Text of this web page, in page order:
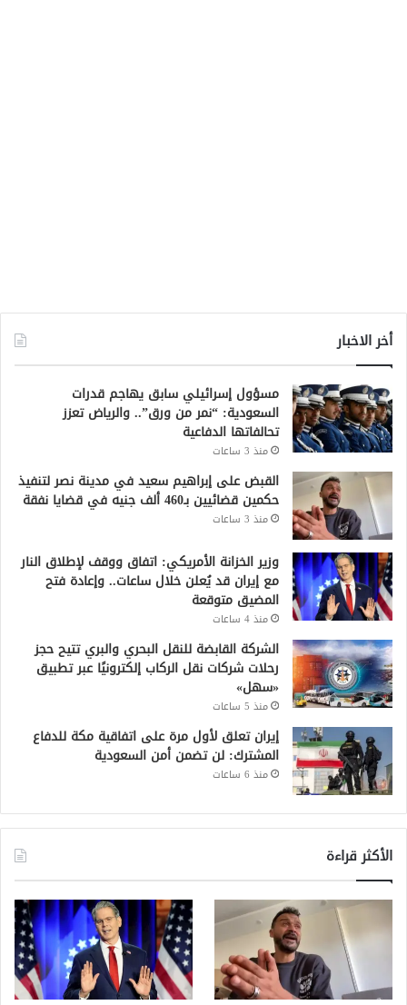
أخر الاخبار
مسؤول إسرائيلي سابق يهاجم قدرات
السعودية: “نمر من ورق”.. والرياض تعزز
تحالفاتها الدفاعية
منذ 3 ساعات
القبض على إبراهيم سعيد في مدينة نصر لتنفيذ
حكمين قضائيين بـ460 ألف جنيه في قضايا نفقة
منذ 3 ساعات
وزير الخزانة الأمريكي: اتفاق ووقف لإطلاق النار
مع إيران قد يُعلن خلال ساعات.. وإعادة فتح
المضيق متوقعة
منذ 4 ساعات
الشركة القابضة للنقل البحري والبري تتيح حجز
رحلات شركات نقل الركاب إلكترونيًا عبر تطبيق
«سهل»
منذ 5 ساعات
إيران تعلق لأول مرة على اتفاقية مكة للدفاع
المشترك: لن تضمن أمن السعودية
منذ 6 ساعات
الأكثر قراءة